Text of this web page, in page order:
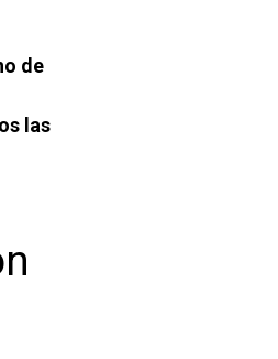
de
las